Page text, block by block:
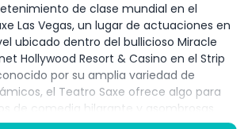
de clase mundial en el
Las Vegas, un lugar de actuaciones en
ubicado dentro del bullicioso Miracle
Hollywood Resort & Casino en el Strip
por su amplia variedad de
el Teatro Saxe ofrece algo para
de comedia hilarante y asombrosas
hasta emocionantes acrobacias,